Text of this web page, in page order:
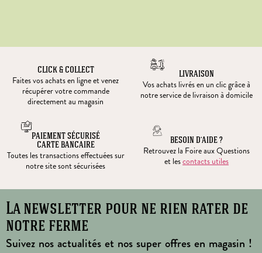
CLICK & COLLECT
Faites vos achats en ligne et venez
récupérer votre commande
directement au magasin
LIVRAISON
Vos achats livrés en un clic grâce à
notre service de livraison à domicile
PAIEMENT SÉCURISÉ
CARTE BANCAIRE
Toutes les transactions effectuées sur
notre site sont sécurisées
BESOIN D’AIDE ?
Retrouvez la Foire aux Questions
et lescontacts utiles
La newsletter pour ne rien rater de
notre ferme
Suivez nos actualités et nos super offres en magasin !